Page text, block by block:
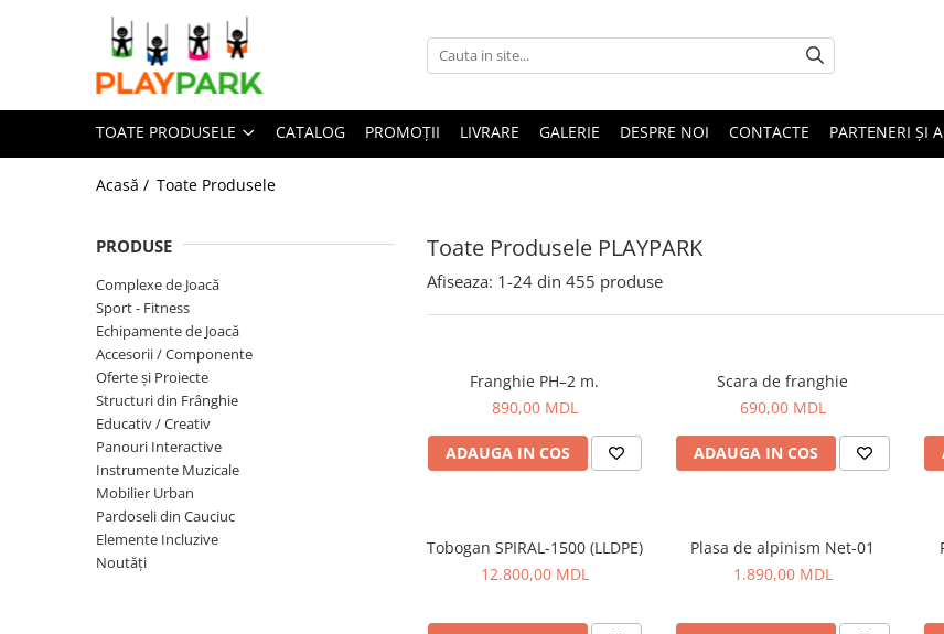
Toate Produsele
Complexe de Joacă
ROBINIA
Complexe de joacă Interior
Sport - Fitness
Aparate fitness exterior
Complexe WORKOUT
Complexe WORKOUT Kids
Aparate de forță FBarbell
Pentru terenuri sportive
Pentru săli de sport
TOATE PRODUSELE CATALOG PROMOȚII LIVRARE GALERIE DESPRE NOI CONTACTE PARTENERI ȘI
Acasă / Toate Produsele
Toate Produsele PLAYPARK
PRODUSE
Complexe de Joacă
Sport - Fitness
Echipamente de Joacă
Accesorii / Componente
Oferte și Proiecte
Structuri din Frânghie
Educativ / Creativ
Panouri Interactive
Instrumente Muzicale
Mobilier Urban
Pardoseli din Cauciuc
Elemente Incluzive
Noutăți
Afiseaza: 1-24 din 455 produse
Franghie PH–2 m.
890,00 MDL
ADAUGA IN COS
Scara de franghie
690,00 MDL
ADAUGA IN COS
Tobogan SPIRAL-1500 (LLDPE)
12.800,00 MDL
Plasa de alpinism Net-01
1.890,00 MDL